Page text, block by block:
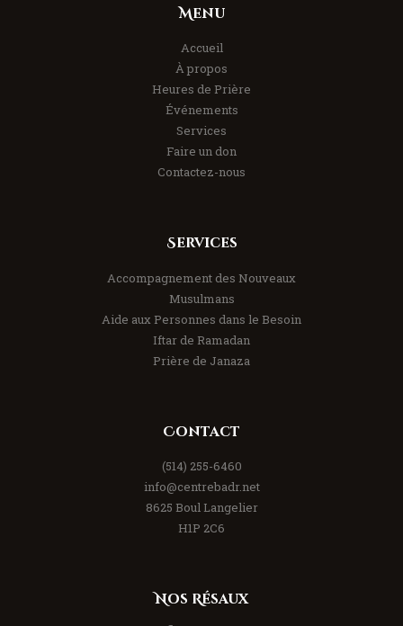
Menu
Accueil
À propos
Heures de Prière
Événements
Services
Faire un don
Contactez-nous
Services
Accompagnement des Nouveaux
Musulmans
Aide aux Personnes dans le Besoin
Iftar de Ramadan
Prière de Janaza
Contact
(514) 255-6460
info@centrebadr.net
8625 Boul Langelier
H1P 2C6
Nos Résaux